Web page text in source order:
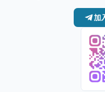
加